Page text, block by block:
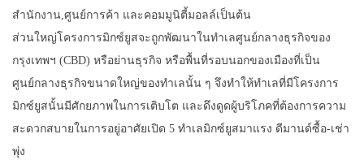
สำนักงาน,ศูนย์การค้า และคอมมูนิตี้มอลล์เป็นต้น
ส่วนใหญ่โครงการมิกซ์ยูสจะถูกพัฒนาในทำเลศูนย์กลางธุรกิจของ
กรุงเทพฯ (CBD) หรือย่านธุรกิจ หรือพื้นที่รอบนอกของเมืองที่เป็น
ศูนย์กลางธุรกิจขนาดใหญ่ของทำเลนั้น ๆ จึงทำให้ทำเลที่มีโครงการ
มิกซ์ยูสนั้นมีศักยภาพในการเติบโต และดึงดูดผู้บริโภคที่ต้องการความ
สะดวกสบายในการอยู่อาศัยเปิด 5 ทำเลมิกซ์ยูสมาแรง ดีมานด์ซื้อ-เช่า
พุ่ง